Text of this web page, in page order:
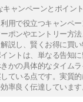
キャンペーンとポイン
用で役立つキャンペ
ポンやエントリー方
説し、賢くお得に買
ントは、単なる告知
かの具体的なタイム
ている点です。実質的
率良く伝達しています